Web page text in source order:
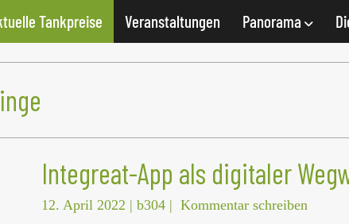
Tankpreise Veranstaltungen Panorama
Integreat-App als digitaler
12. April 2022 | b304 | Kommentar schreiben